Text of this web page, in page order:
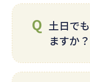
ご本人
のみと
ご了承
土日で
ますか？